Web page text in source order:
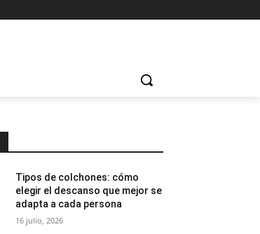
Tipos de colchones: cómo
elegir el descanso que mejor se
adapta a cada persona
16 julio, 2026